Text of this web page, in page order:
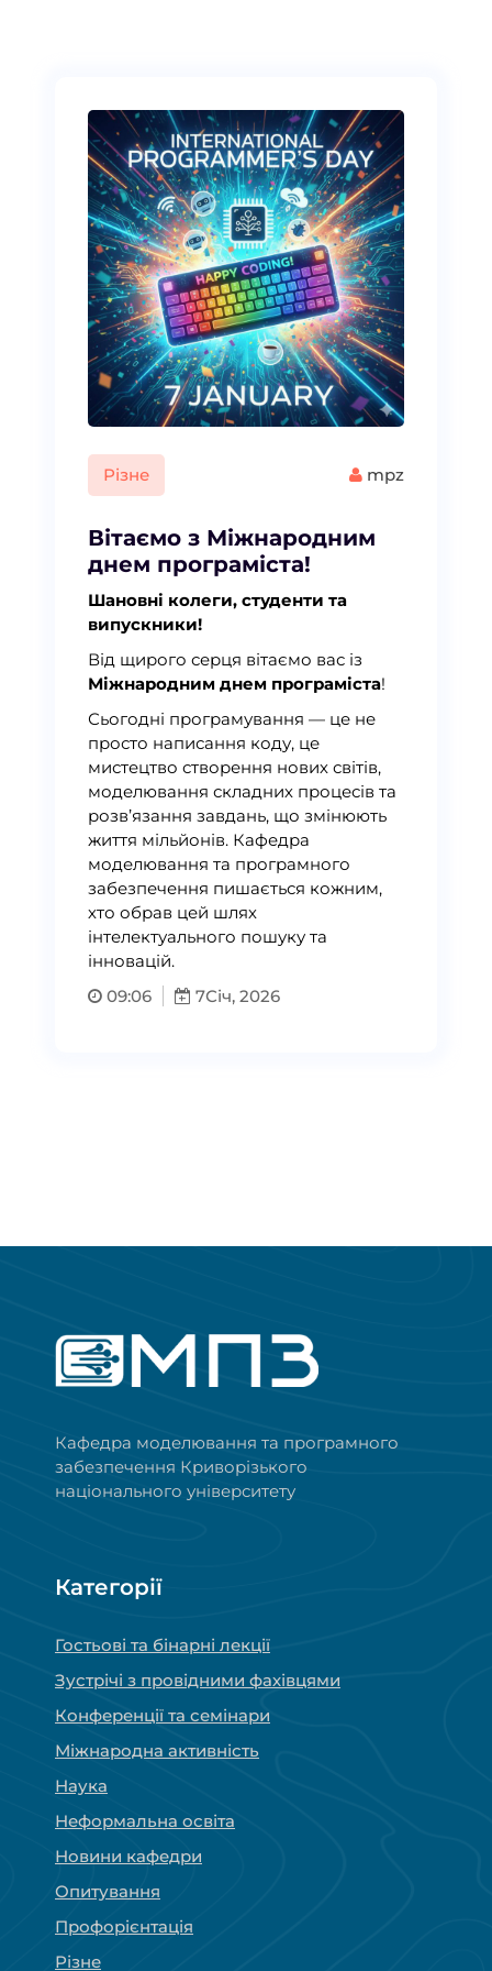
Різне mpz
Вітаємо з Міжнародним
днем програміста!
Шановні колеги, студенти та
випускники!
Від щирого серця вітаємо вас із
Міжнародним днем програміста!
Сьогодні програмування — це не
просто написання коду, це
мистецтво створення нових світів,
моделювання складних процесів та
розв’язання завдань, що змінюють
життя мільйонів. Кафедра
моделювання та програмного
забезпечення пишається кожним,
хто обрав цей шлях
інтелектуального пошуку та
інновацій.
09:06
7Січ, 2026
Кафедра моделювання та програмного
забезпечення Криворізького
національного університету
Категорії
Гостьові та бінарні лекції
Зустрічі з провідними фахівцями
Конференції та семінари
Міжнародна активність
Наука
Неформальна освіта
Новини кафедри
Опитування
Профорієнтація
Різне